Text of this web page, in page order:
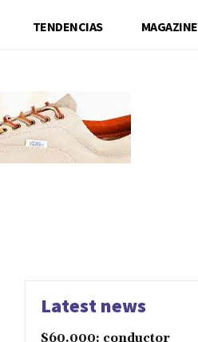
TENDENCIAS MAGAZINE
Latest news
$60.000: conductor